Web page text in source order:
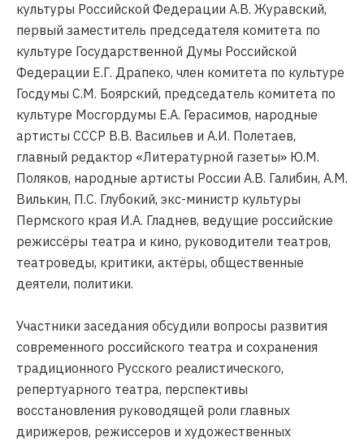
культуры Российской Федерации А.В. Журавский,
первый заместитель председателя комитета по
культуре Государственной Думы Российской
Федерации Е.Г. Драпеко, член комитета по культуре
Госдумы С.М. Боярский, председатель комитета по
культуре Мосгордумы Е.А. Герасимов, народные
артисты СССР В.В. Васильев и А.И. Полетаев,
главный редактор «Литературной газеты» Ю.М.
Поляков, народные артисты России А.В. Галибин, А.М.
Вилькин, П.С. Глубокий, экс-министр культуры
Пермского края И.А. Гладнев, ведущие российские
режиссёры театра и кино, руководители театров,
театроведы, критики, актёры, общественные
деятели, политики.
Участники заседания обсудили вопросы развития
современного российского театра и сохранения
традиционного Русского реалистического,
репертуарного театра, перспективы
восстановления руководящей роли главных
дирижеров, режиссеров и художественных